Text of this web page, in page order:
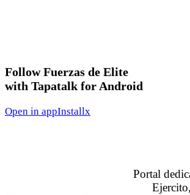
Follow Fuerzas de Elite
with Tapatalk for Android
Open in appInstallx
Portal